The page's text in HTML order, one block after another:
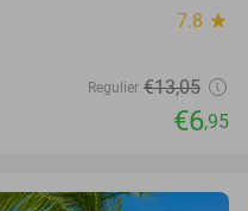
7.8 star
Regulier €13,05
€6,95